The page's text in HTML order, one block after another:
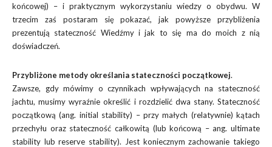
końcowej) – i praktycznym wykorzystaniu wiedzy o obydwu. W
trzecim zaś postaram się pokazać, jak powyższe przybliżenia
prezentują stateczność Wiedźmy i jak to się ma do moich z nią
doświadczeń.
Przybliżone metody określania stateczności początkowej.
Zawsze, gdy mówimy o czynnikach wpływających na stateczność
jachtu, musimy wyraźnie określić i rozdzielić dwa stany. Stateczność
początkową (ang. initial stability) – przy małych (relatywnie) kątach
przechyłu oraz stateczność całkowitą (lub końcową – ang. ultimate
stability lub reserve stability). Jest koniecznym zachowanie takiego